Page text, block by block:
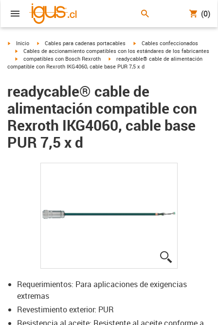
(0)
igus-icon-arrow-right
Inicio igus-icon-arrow-right
Cables para cadenas portacables igus-icon-arrow-right
Cables confeccionados
igus-icon-arrow-right
Cables de accionamiento compatibles con los estándares de los fabricantes
igus-icon-arrow-right
compatibles con Bosch Rexroth igus-icon-arrow-right
readycable® cable de alimentación
compatible con Rexroth IKG4060, cable base PUR 7,5 x d
readycable® cable de
alimentación compatible con
Rexroth IKG4060, cable base
PUR 7,5 x d
Requerimientos: Para aplicaciones de exigencias
extremas
Revestimiento exterior: PUR
Resistencia al aceite: Resistente al aceite conforme a